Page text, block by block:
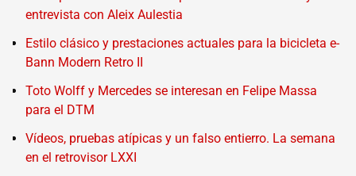
entrevista con Aleix Aulestia
Estilo clásico y prestaciones actuales para la bicicleta e-
Bann Modern Retro II
Toto Wolff y Mercedes se interesan en Felipe Massa
para el DTM
Vídeos, pruebas atípicas y un falso entierro. La semana
en el retrovisor LXXI